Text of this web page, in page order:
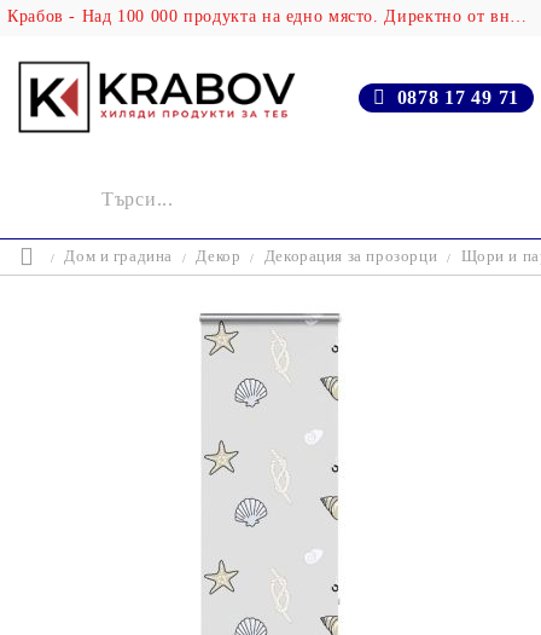
Крабов - Над 100 000 продукта на едно място. Директно от вносителя!
0878 17 49 71
Дом и градина Декор Декорация за прозорци Щори и